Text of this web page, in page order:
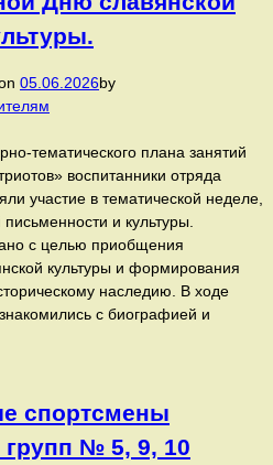
05.06.2026by
плана занятий
воспитанники отряда
участие в тематической неделе,
и культуры.
с целью приобщения
культуры и формирования
наследию. В ходе
с биографией и
спортсмены
групп № 5, 9, 10